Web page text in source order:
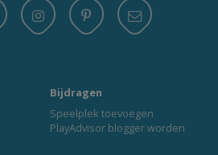
Bijdragen
Speelplek toevoegen
PlayAdvisor blogger worden